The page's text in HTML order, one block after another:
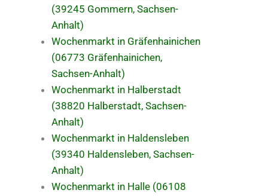
(39245 Gommern, Sachsen-
Anhalt)
Wochenmarkt in Gräfenhainichen
(06773 Gräfenhainichen,
Sachsen-Anhalt)
Wochenmarkt in Halberstadt
(38820 Halberstadt, Sachsen-
Anhalt)
Wochenmarkt in Haldensleben
(39340 Haldensleben, Sachsen-
Anhalt)
Wochenmarkt in Halle (06108